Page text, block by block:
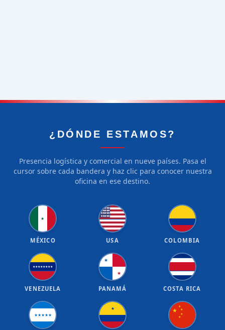
¿DÓNDE ESTAMOS?
Presencia logística y comercial en nueve países. Pasa el
cursor sobre cada bandera y haz clic para conocer nuestra
oficina en ese destino.
★
MÉXICO
★★★★★
★★★★★
★★★★★
★★★★★
USA COLOMBIA
★★★★★★★★
VENEZUELA
★
★
PANAMÁ COSTA RICA
★★★★★
★ ★
★
★
★
★